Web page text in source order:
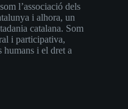
l’associació dels
i alhora, un
catalana. Som
i participativa,
humans i el dret a